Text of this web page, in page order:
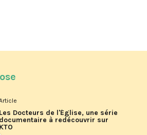
Les Docteurs de l'Église, une série
documentaire à redécouvrir sur
KTO